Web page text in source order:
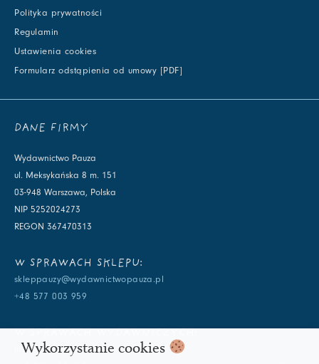
Polityka prywatności
Regulamin
Ustawienia cookies
Formularz odstąpienia od umowy [PDF]
DANE FIRMY
Wydawnictwo Pauza
ul. Meksykańska 8 m. 151
03-948 Warszawa, Polska
NIP 5252024273
REGON 367470313
W SPRAWACH SKLEPU:
skleppauzy@wydawnictwopauza.pl
+48 577 003 959
info@wydawnictwopauza.pl
Wykorzystanie cookies